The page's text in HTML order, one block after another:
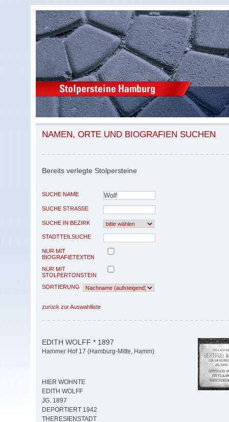
NAMEN, ORTE UND BIOGRAFIEN SUCHEN
Bereits verlegte Stolpersteine
SUCHE NAME
SUCHE STRASSE
SUCHE IN BEZIRK
STADTTEILSUCHE
NUR MIT
BIOGRAFIETEXTEN
NUR MIT
STOLPERTONSTEIN
SORTIERUNG
zurück zur Auswahlliste
EDITH WOLFF * 1897
Hammer Hof 17 (Hamburg-Mitte, Hamm)
HIER WOHNTE
EDITH WOLFF
JG. 1897
DEPORTIERT 1942
THERESIENSTADT